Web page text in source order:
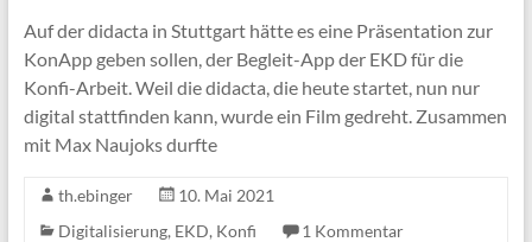
Auf der didacta in Stuttgart hätte es eine Präsentation zur
KonApp geben sollen, der Begleit-App der EKD für die
Konfi-Arbeit. Weil die didacta, die heute startet, nun nur
digital stattfinden kann, wurde ein Film gedreht. Zusammen
mit Max Naujoks durfte
th.ebinger
10. Mai 2021
Digitalisierung, EKD, Konfi
1 Kommentar